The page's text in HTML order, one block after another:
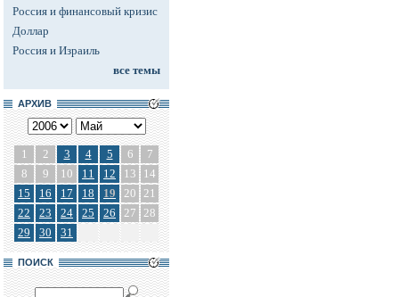
Россия и финансовый кризис
Доллар
Россия и Израиль
все темы
АРХИВ
1 2 3 4 5 6
7
8
9 10 11 12 13
14
15
16 17 18 19 20 21
22
23 24 25 26 27 28
29
30 31
ПОИСК